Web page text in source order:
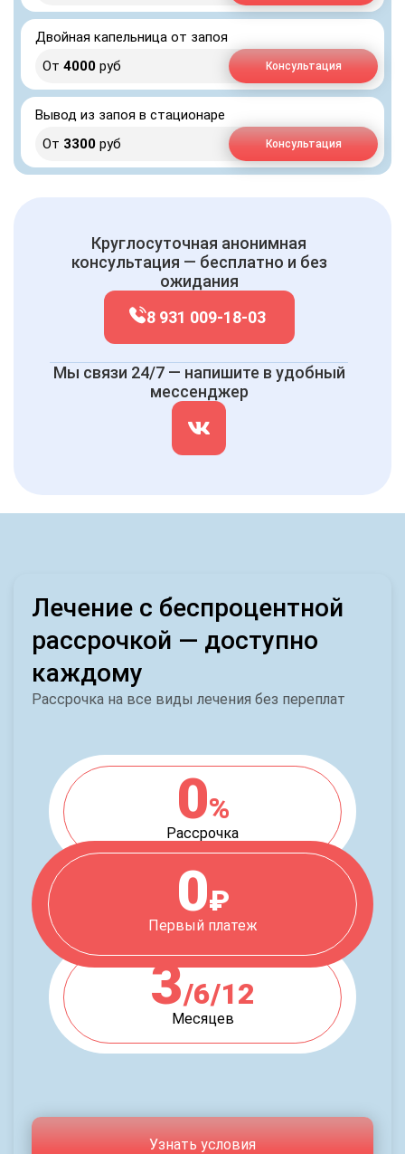
Двойная капельница от запоя
От 4000 руб Консультация
Вывод из запоя в стационаре
От 3300 руб Консультация
Круглосуточная анонимная
консультация — бесплатно и без
ожидания
8 931 009-18-03
Мы связи 24/7 — напишите в удобный
мессенджер
Лечение с беспроцентной
рассрочкой — доступно
каждому
Рассрочка на все виды лечения без переплат
0%
Рассрочка
0₽
Первый платеж
3/6/12
Месяцев
Узнать условия